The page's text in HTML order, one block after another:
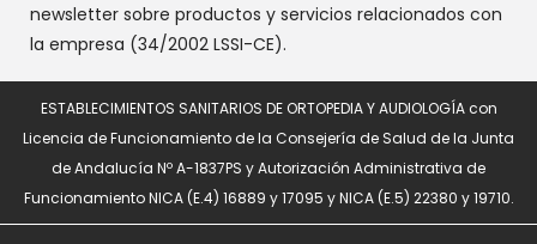
newsletter sobre productos y servicios relacionados con
la empresa (34/2002 LSSI-CE).
ESTABLECIMIENTOS SANITARIOS DE ORTOPEDIA Y AUDIOLOGÍA con
Licencia de Funcionamiento de la Consejería de Salud de la Junta
de Andalucía Nº A-1837PS y Autorización Administrativa de
Funcionamiento NICA (E.4) 16889 y 17095 y NICA (E.5) 22380 y 19710.